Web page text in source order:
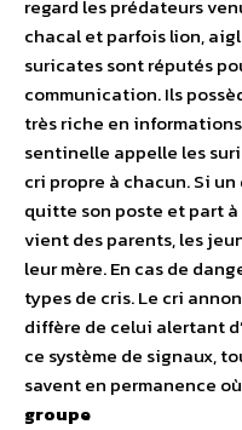
regard les prédateurs
chacal et parfois lion,
suricates sont réputés
communication. Ils
très riche en
sentinelle appelle les
cri propre à chacun. Si
quitte son poste et part à
vient des parents, les
leur mère. En cas de
types de cris. Le cri
diffère de celui alertant
ce système de signaux,
savent en permanence
groupe